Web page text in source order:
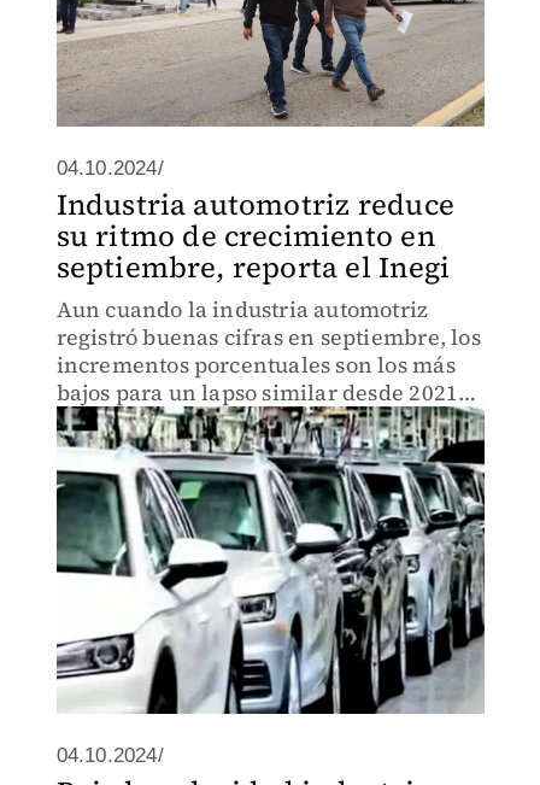
04.10.2024/
Industria automotriz reduce
su ritmo de crecimiento en
septiembre, reporta el Inegi
Aun cuando la industria automotriz
registró buenas cifras en septiembre, los
incrementos porcentuales son los más
bajos para un lapso similar desde 2021
ante ajustes en la demanda global,
según reporta el Inegi.
04.10.2024/